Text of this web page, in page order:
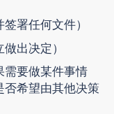
署任何文件）
出决定）
需要做某件事情
希望由其他决策